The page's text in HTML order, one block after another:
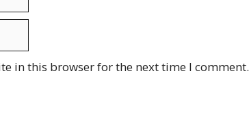
in this browser for the next time I comment.